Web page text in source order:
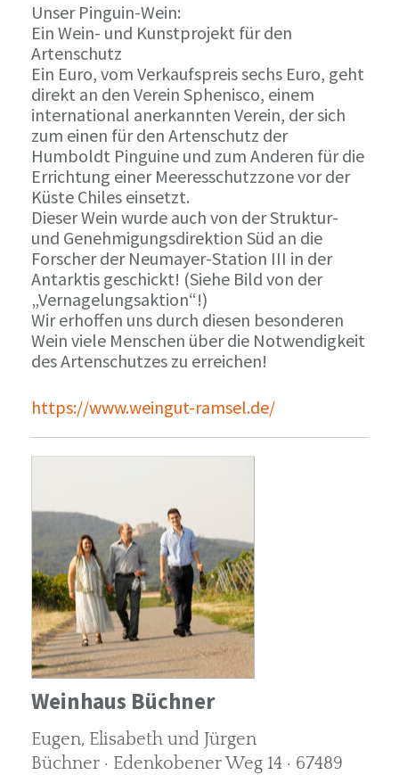
Unser Pinguin-Wein:
Ein Wein- und Kunstprojekt für den
Artenschutz
Ein Euro, vom Verkaufspreis sechs Euro, geht
direkt an den Verein Sphenisco, einem
international anerkannten Verein, der sich
zum einen für den Artenschutz der
Humboldt Pinguine und zum Anderen für die
Errichtung einer Meeresschutzzone vor der
Küste Chiles einsetzt.
Dieser Wein wurde auch von der Struktur-
und Genehmigungsdirektion Süd an die
Forscher der Neumayer-Station III in der
Antarktis geschickt! (Siehe Bild von der
„Vernagelungsaktion“!)
Wir erhoffen uns durch diesen besonderen
Wein viele Menschen über die Notwendigkeit
des Artenschutzes zu erreichen!
https://www.weingut-ramsel.de/
Weinhaus Büchner
Eugen, Elisabeth und Jürgen
Büchner · Edenkobener Weg 14 · 67489